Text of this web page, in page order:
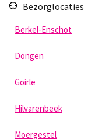
Bezorglocaties
Berkel-Enschot
Dongen
Goirle
Hilvarenbeek
Moergestel